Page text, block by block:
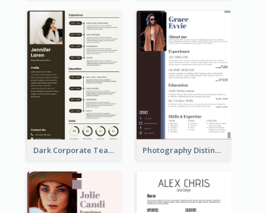
Dark Corporate Teacher Resume Photography Distinguished Resume